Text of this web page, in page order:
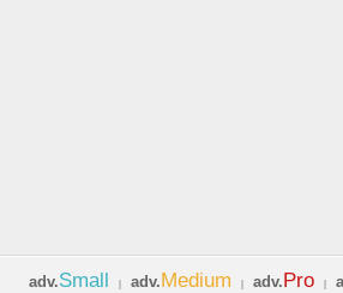
adv.Small adv.Medium adv.Pro